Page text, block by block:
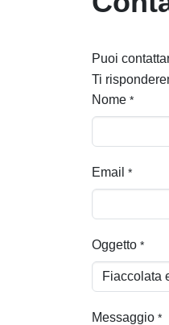
Puoi
Ti
Nome *
Email *
Oggetto *
Messaggio *